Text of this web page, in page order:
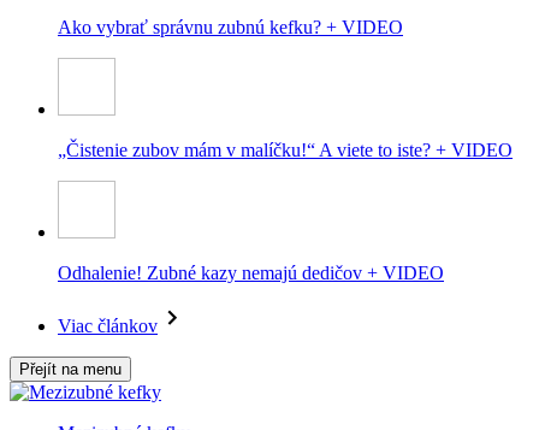
Ako vybrať správnu zubnú kefku? + VIDEO
„Čistenie zubov mám v malíčku!“ A viete to iste? + VIDEO
Odhalenie! Zubné kazy nemajú dedičov + VIDEO
Viac článkov
Přejít na menu